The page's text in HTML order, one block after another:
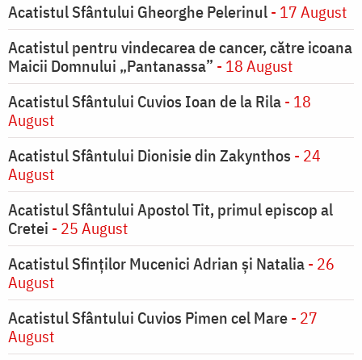
Acatistul Sfântului Gheorghe Pelerinul- 17 August
Acatistul pentru vindecarea de cancer, către icoana
Maicii Domnului „Pantanassa” - 18 August
Acatistul Sfântului Cuvios Ioan de la Rila- 18
August
Acatistul Sfântului Dionisie din Zakynthos - 24
August
Acatistul Sfântului Apostol Tit, primul episcop al
Cretei - 25 August
Acatistul Sfinților Mucenici Adrian și Natalia- 26
August
Acatistul Sfântului Cuvios Pimen cel Mare- 27
August